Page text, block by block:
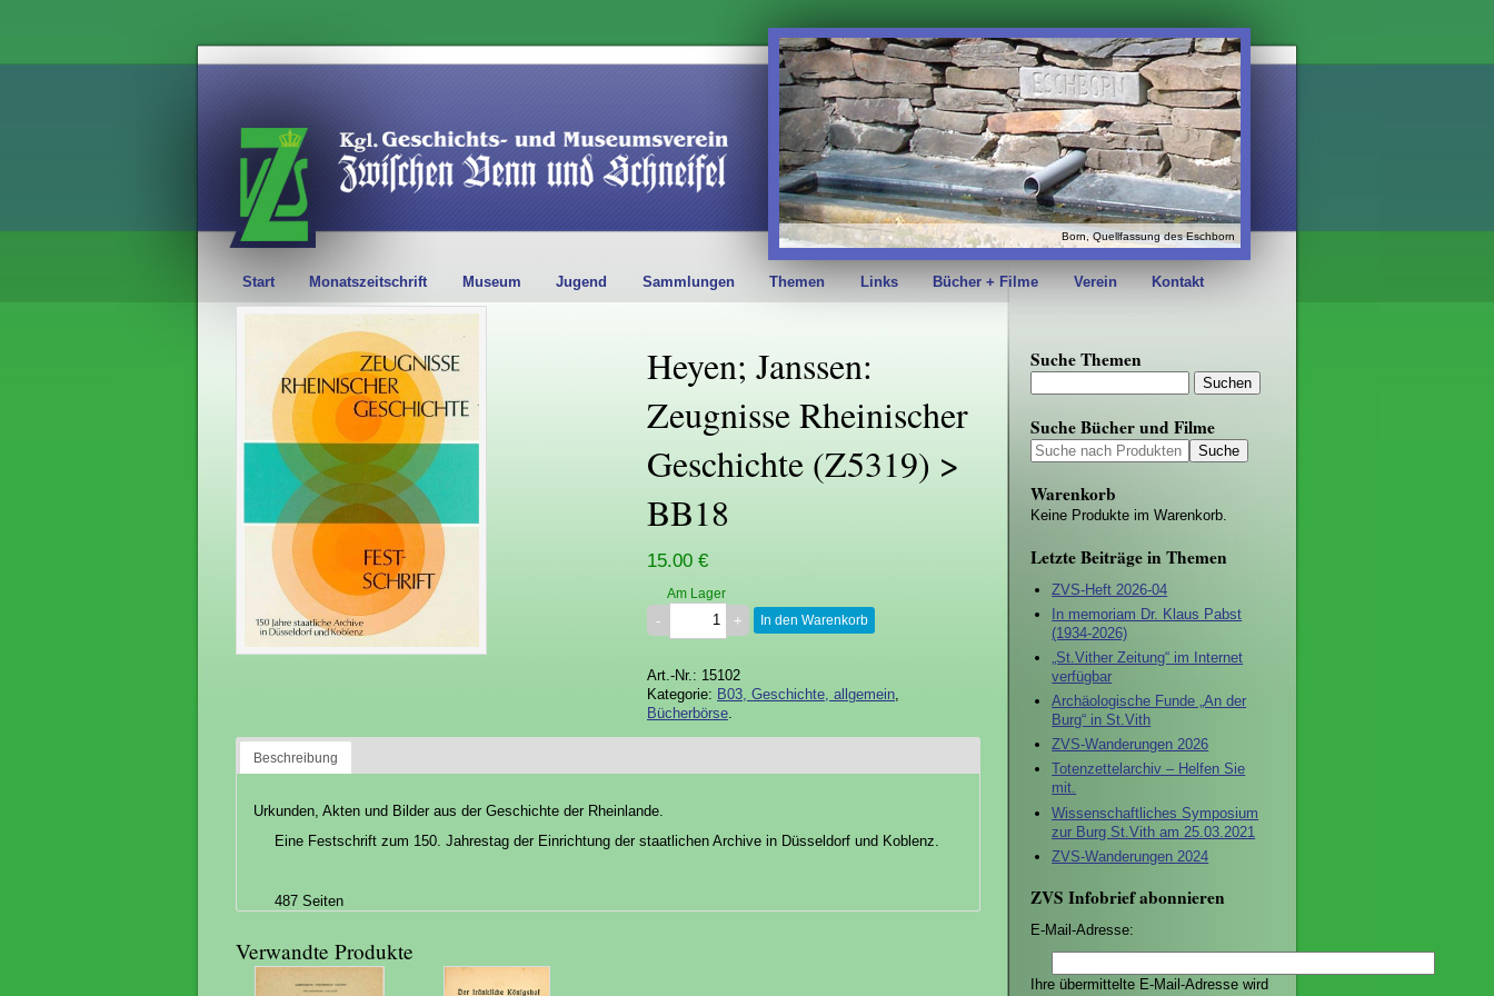
Born, Quellfassung des Eschborn
Start Monatszeitschrift Museum Jugend Sammlungen Themen Links Bücher + Filme Verein Kontakt
Heyen; Janssen:
Zeugnisse Rheinischer
Geschichte (Z5319) >
BB18
15.00 €
Am Lager
In den Warenkorb
Art.-Nr.: 15102
Kategorie: B03, Geschichte, allgemein
Bücherbörse
Beschreibung
Urkunden, Akten und Bilder aus der Geschichte der Rheinlande.
Eine Festschrift zum 150. Jahrestag der Einrichtung der staatlichen Archive in Düsseldorf und Koblenz.
487 Seiten
Verwandte Produkte
Suche Themen
Suche Bücher und Filme
Warenkorb
Keine Produkte im Warenkorb.
Letzte Beiträge in Themen
ZVS-Heft 2026-04
In memoriam Dr. Klaus Pabst
(1934-2026)
„St.Vither Zeitung“ im Internet
verfügbar
Archäologische Funde „An der
Burg“ in St.Vith
ZVS-Wanderungen 2026
Totenzettelarchiv – Helfen Sie
mit.
Wissenschaftliches Symposium
zur Burg St.Vith am 25.03.2021
ZVS-Wanderungen 2024
ZVS Infobrief abonnieren
E-Mail-Adresse:
Ihre übermittelte E-Mail-Adresse wird